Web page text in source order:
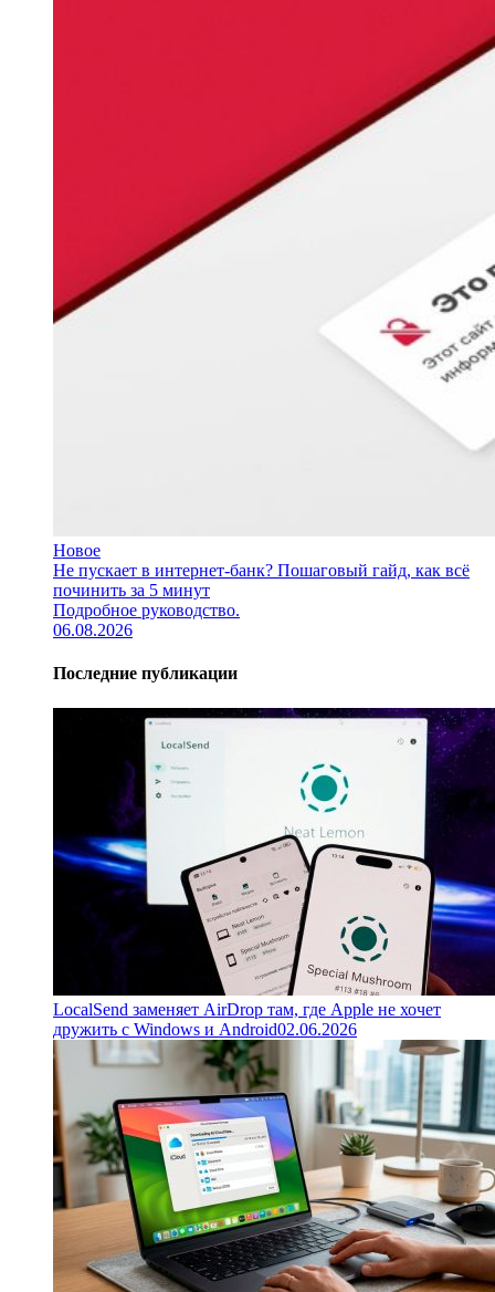
Новое
Не пускает в интернет-банк? Пошаговый гайд, как всё
починить за 5 минут
Подробное руководство.
06.08.2026
Последние публикации
LocalSend заменяет AirDrop там, где Apple не хочет
дружить с Windows и Android02.06.2026